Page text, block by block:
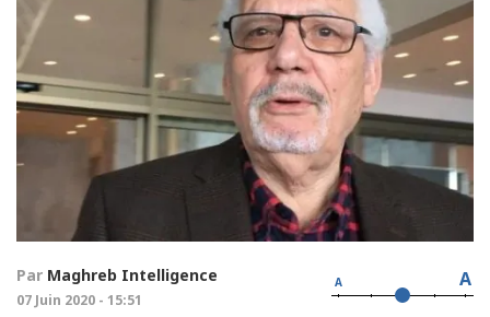
Par Maghreb Intelligence
07 Juin 2020 - 15:51
A A